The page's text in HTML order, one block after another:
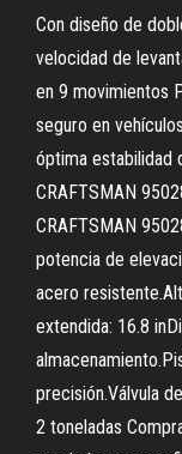
Con diseño de
velocidad de
en 9 movimientos
seguro en
óptima estabilidad
CRAFTSMAN
CRAFTSMAN
potencia de
acero
extendida: 16.8
precisión.Válvula
2 toneladas